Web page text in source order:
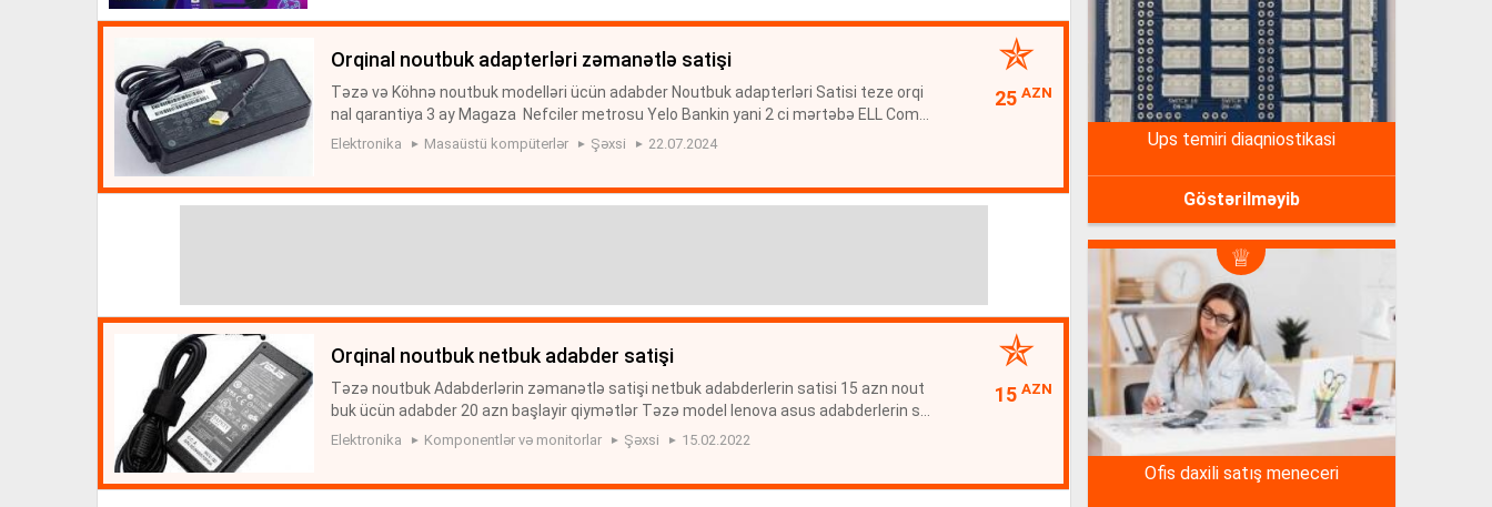
ups temiri diaqniostikasi
Göstərilməyib
ofis daxili satış meneceri
orqinal noutbuk adapterləri zəmanətlə satişi
Təzə və Köhnə noutbuk modelləri ücün adabder Noutbuk adapterləri Satisi teze orqi
nal qarantiya 3 ay Magaza Nefciler metrosu Yelo Bankin yani 2 ci mərtəbə ELL Comp
uyters Lenova Legiyon YENİ MODEL adabder 120 azn Asus yeni model adabder -65 a
Elektronika Masaüstü kompüterlər Şəxsi 22.07.2024
25 AZN
orqinal noutbuk netbuk adabder satişi
Təzə noutbuk Adabderlərin zəmanətlə satişi netbuk adabderlerin satisi 15 azn nout
buk ücün adabder 20 azn başlayir qiymətlər Təzə model lenova asus adabderlerin sa
tisi 65 azn 3 ay qarantiya ADAPTER HP-COMPAQ 18.5V/3.5A-1.7 - 25 AZN ADAPTER
Elektronika Komponentlər və monitorlar Şəxsi 15.02.2022
15 AZN